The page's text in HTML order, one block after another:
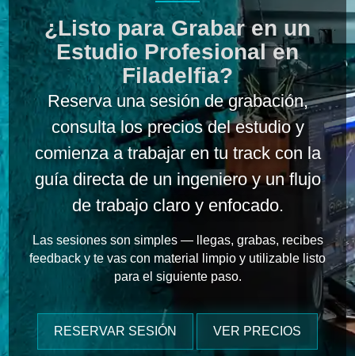
¿Listo para Grabar en un
Estudio Profesional en
Filadelfia?
Reserva una sesión de grabación,
consulta los precios del estudio y
comienza a trabajar en tu track con la
guía directa de un ingeniero y un flujo
de trabajo claro y enfocado.
Las sesiones son simples — llegas, grabas, recibes
feedback y te vas con material limpio y utilizable listo
para el siguiente paso.
RESERVAR SESIÓN VER PRECIOS